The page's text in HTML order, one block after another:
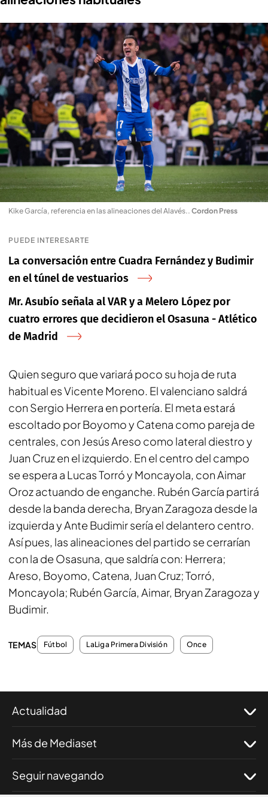
Kike García, referencia en las alineaciones del Alavés.. Cordon Press
PUEDE INTERESARTE
La conversación entre Cuadra Fernández y Budimir
en el túnel de vestuarios
Mr. Asubío señala al VAR y a Melero López por
cuatro errores que decidieron el Osasuna - Atlético
de Madrid
Quien seguro que variará poco su hoja de ruta
habitual es Vicente Moreno. El valenciano saldrá
con Sergio Herrera en portería. El meta estará
escoltado por Boyomo y Catena como pareja de
centrales, con Jesús Areso como lateral diestro y
Juan Cruz en el izquierdo. En el centro del campo
se espera a Lucas Torró y Moncayola, con Aimar
Oroz actuando de enganche. Rubén García partirá
desde la banda derecha, Bryan Zaragoza desde la
izquierda y Ante Budimir sería el delantero centro.
Así pues, las alineaciones del partido se cerrarían
con la de Osasuna, que saldría con: Herrera;
Areso, Boyomo, Catena, Juan Cruz; Torró,
Moncayola; Rubén García, Aimar, Bryan Zaragoza y
Budimir.
TEMAS Fútbol LaLiga Primera División Once
Actualidad
Más de Mediaset
Seguir navegando